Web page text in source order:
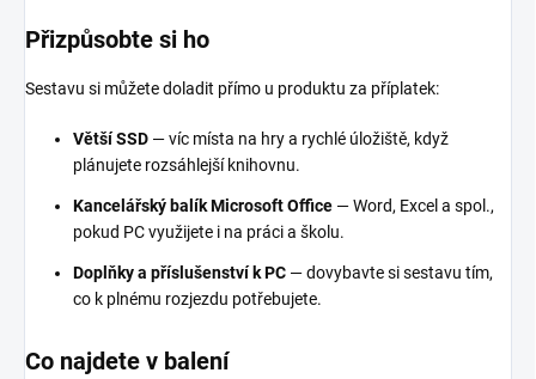
Přizpůsobte si ho
Sestavu si můžete doladit přímo u produktu za příplatek:
Větší SSD — víc místa na hry a rychlé úložiště, když
plánujete rozsáhlejší knihovnu.
Kancelářský balík Microsoft Office — Word, Excel a spol.,
pokud PC využijete i na práci a školu.
Doplňky a příslušenství k PC — dovybavte si sestavu tím,
co k plnému rozjezdu potřebujete.
Co najdete v balení